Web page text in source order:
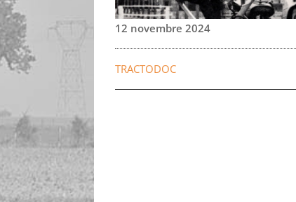
12 novembre 2024
TRACTODOC